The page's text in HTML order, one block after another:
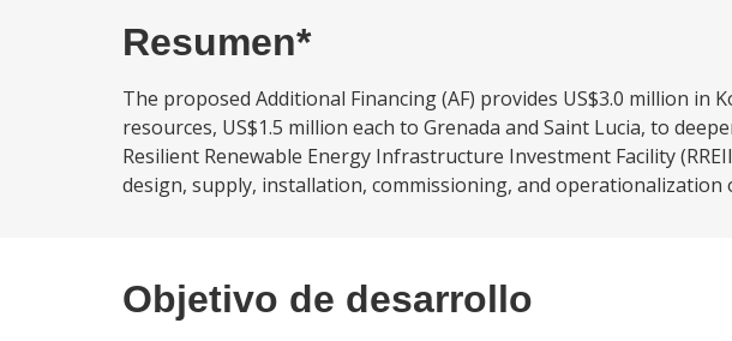
Resumen*
The proposed Additional Financing (AF) provides US$3.0 million in
resources, US$1.5 million each to Grenada and Saint Lucia, to
Resilient Renewable Energy Infrastructure Investment Facility
design, supply, installation, commissioning, and operationalization
Objetivo de desarrollo